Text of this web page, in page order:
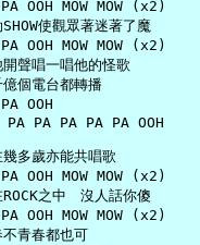
OOH MOW MOW (x2)
使觀眾著迷著了魔
OOH MOW MOW (x2)
聲唱一唱他的怪歌
個電台都轉播
OOH
PA PA PA PA PA OOH
多歲亦能共唱歌
OOH MOW MOW (x2)
之中　沒人話你傻
OOH MOW MOW (x2)
青春都也可